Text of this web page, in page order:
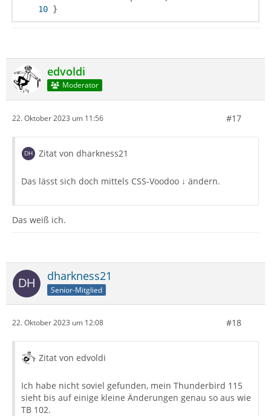
}
edvoldi
Moderator
22. Oktober 2023 um 11:56 #17
Zitat von dharkness21
Das lässt sich doch mittels CSS-Voodoo ↓ ändern.
Das weiß ich.
dharkness21
Senior-Mitglied
22. Oktober 2023 um 12:08 #18
Zitat von edvoldi
Ich habe nicht soviel gefunden, mein Thunderbird 115
sieht bis auf einige kleine Änderungen genau so aus wie
TB 102.